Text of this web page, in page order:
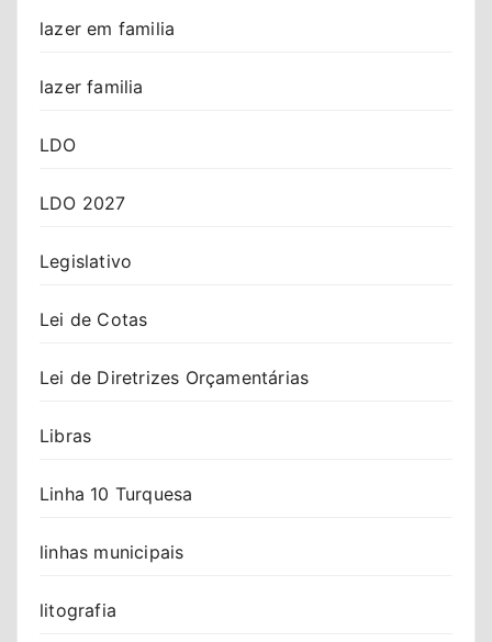
lazer em familia
lazer familia
LDO
LDO 2027
Legislativo
Lei de Cotas
Lei de Diretrizes Orçamentárias
Libras
Linha 10 Turquesa
linhas municipais
litografia